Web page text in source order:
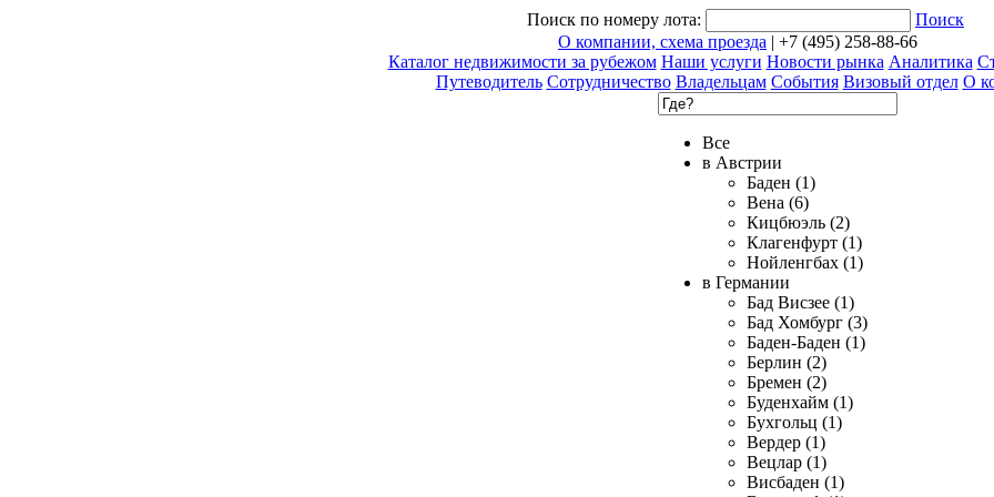
Поиск по номеру лота:
Поиск
О компании, схема проезда | +7 (495) 258-88-66
Каталог недвижимости за рубежом Наши услуги Новости рынка Аналитика
Путеводитель Сотрудничество Владельцам События Визовый отдел О
Все
в Австрии
Баден (1)
Вена (6)
Кицбюэль (2)
Клагенфурт (1)
Нойленгбах (1)
в Германии
Бад Висзее (1)
Бад Хомбург (3)
Баден-Баден (1)
Берлин (2)
Бремен (2)
Буденхайм (1)
Бухгольц (1)
Вердер (1)
Вецлар (1)
Висбаден (1)